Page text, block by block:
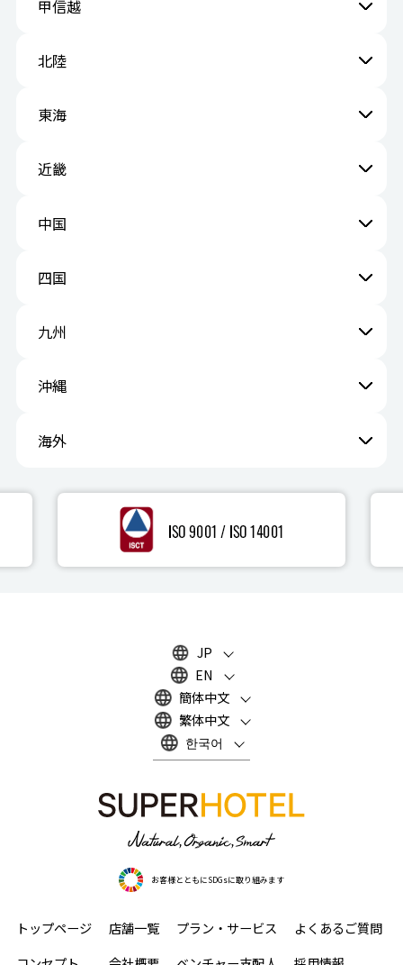
甲信越
北陸
東海
近畿
中国
四国
九州
沖縄
海外
JP
EN
簡体中文
繁体中文
한국어
お客様とともにSDGsに取り組みます
トップページ 店舗一覧 プラン・サービス
よくあるご質問